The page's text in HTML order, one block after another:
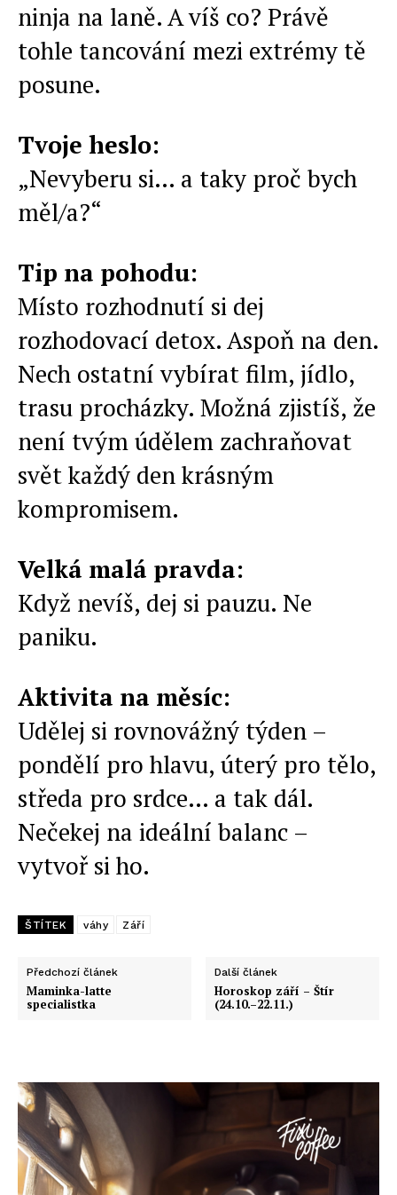
ninja na laně. A víš co? Právě
tohle tancování mezi extrémy tě
posune.
Tvoje heslo:
„Nevyberu si… a taky proč bych
měl/a?“
Tip na pohodu:
Místo rozhodnutí si dej
rozhodovací detox. Aspoň na den.
Nech ostatní vybírat film, jídlo,
trasu procházky. Možná zjistíš, že
není tvým údělem zachraňovat
svět každý den krásným
kompromisem.
Velká malá pravda:
Když nevíš, dej si pauzu. Ne
paniku.
Aktivita na měsíc:
Udělej si rovnovážný týden –
pondělí pro hlavu, úterý pro tělo,
středa pro srdce… a tak dál.
Nečekej na ideální balanc –
vytvoř si ho.
ŠTÍTEK váhy Září
Předchozí článek
Maminka-latte
specialistka
Další článek
Horoskop září – Štír
(24.10.–22.11.)